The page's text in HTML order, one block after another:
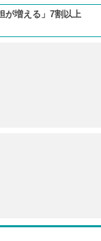
が増える」7割以上